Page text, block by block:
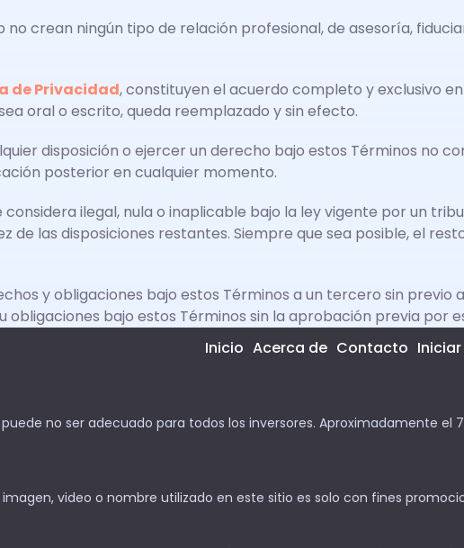
no crean ningún tipo de relación profesional, de asesoría,
de Privacidad, constituyen el acuerdo completo y exclusivo
oral o escrito, queda reemplazado y sin efecto.
disposición o ejercer un derecho bajo estos Términos no
posterior en cualquier momento.
considera ilegal, nula o inaplicable bajo la ley vigente por un
de las disposiciones restantes. Siempre que sea posible, el
y obligaciones bajo estos Términos a un tercero sin
bajo estos Términos sin la aprobación previa por
Inicio Acerca de Contacto
no ser adecuado para todos los inversores. Aproximadamente el
video o nombre utilizado en este sitio es solo con fines